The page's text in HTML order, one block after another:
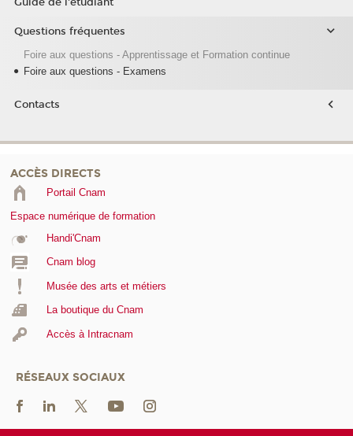
Questions fréquentes
Foire aux questions - Apprentissage et Formation continue
Foire aux questions - Examens
Contacts
ACCÈS DIRECTS
Portail Cnam
Espace numérique de formation
Handi'Cnam
Cnam blog
Musée des arts et métiers
La boutique du Cnam
Accès à Intracnam
RÉSEAUX SOCIAUX